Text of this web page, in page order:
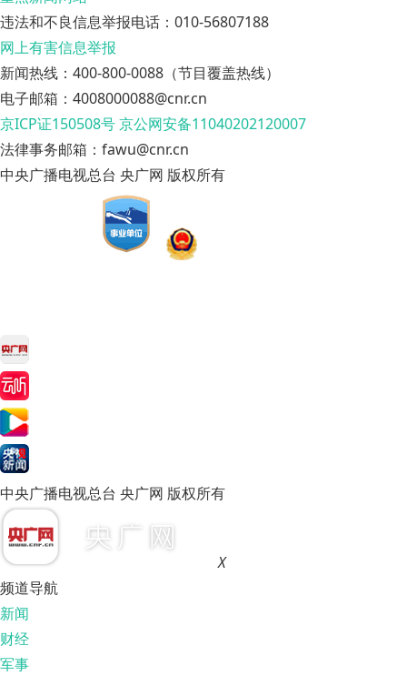
违法和不良信息举报电话：010-56807188
网上有害信息举报
新闻热线：400-800-0088（节目覆盖热线）
电子邮箱：4008000088@cnr.cn
京ICP证150508号京公网安备11040202120007
法律事务邮箱：fawu@cnr.cn
中央广播电视总台 央广网 版权所有
中央广播电视总台 央广网 版权所有
X
频道导航
新闻
财经
军事